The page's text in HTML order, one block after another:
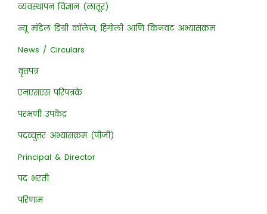
व्यवस्थापन विज्ञान (लातूर)
न्यू मॉडेल डिग्री कॉलेज, हिंगोली आणि किनवट अभ्यासक्रम
News / Circulars
वृत्तपत्र
एनएसएस परिपत्रके
परभणी उपकेंद्र
पदव्युत्तर अभ्यासक्रम (पीजी)
Principal & Director
पद भरती
परिणाम